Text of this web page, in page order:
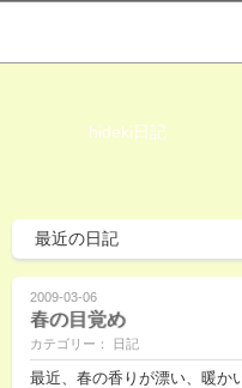
hideki日記
2009-03-06
春の目覚め
カテゴリー： 日記
最近、春の香りが漂い、暖か